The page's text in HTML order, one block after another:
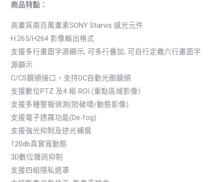
商品特點：
高畫質兩百萬畫素SONY Starvis 感光元件
H.265/H264 影像輸出格式
支援多行畫面字源顯示, 可多行疊加, 可自行定義六行畫面字
源顯示
C/CS鏡頭接口，支持DC自動光圈鏡頭
支援數位PTZ 及4 組 ROI (重點區域影像）
支援多種警報偵測(防破壞/動態影像)
支援電子透霧功能(De-fog)
支援強光抑制及逆光補償
120db真實寬動態
3D數位雜訊抑制
支援四組隱私遮罩